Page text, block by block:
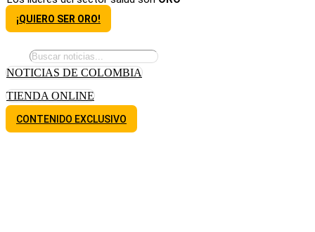
¡QUIERO SER ORO!
NOTICIAS DE COLOMBIA
TIENDA ONLINE
CONTENIDO EXCLUSIVO